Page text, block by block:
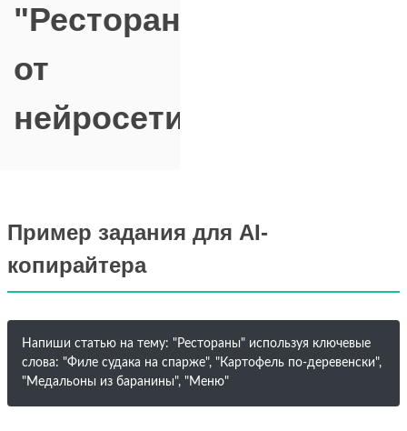
"Рестораны"
от
нейросети
Пример задания для AI-
копирайтера
Напиши статью на тему: "Рестораны" используя ключевые
слова: "Филе судака на спарже", "Картофель по-деревенски",
"Медальоны из баранины", "Меню"